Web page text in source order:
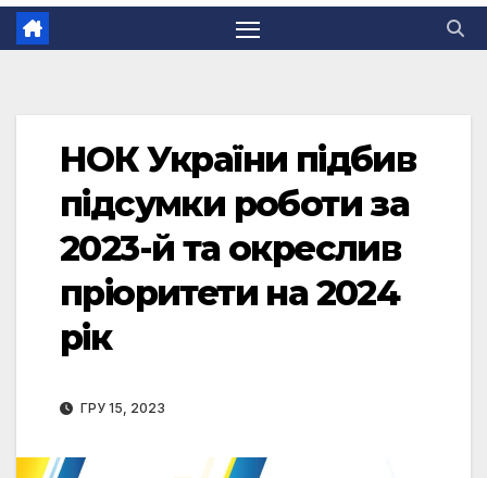
НОК України підбив
підсумки роботи за
2023-й та окреслив
пріоритети на 2024
рік
ГРУ 15, 2023